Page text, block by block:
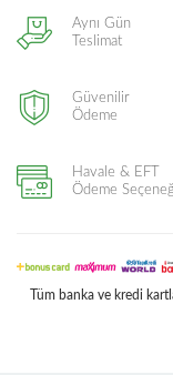
Aynı Gün
Teslimat
Güvenilir
Ödeme
Havale & EFT
Ödeme
Tüm banka ve kredi